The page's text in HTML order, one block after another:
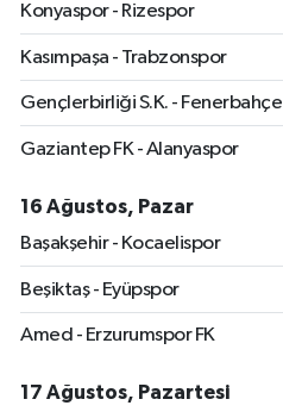
Konyaspor - Rizespor
Kasımpaşa - Trabzonspor
Gençlerbirliği S.K. - Fenerbahçe
Gaziantep FK - Alanyaspor
16 Ağustos, Pazar
Başakşehir - Kocaelispor
Beşiktaş - Eyüpspor
Amed - Erzurumspor FK
17 Ağustos, Pazartesi